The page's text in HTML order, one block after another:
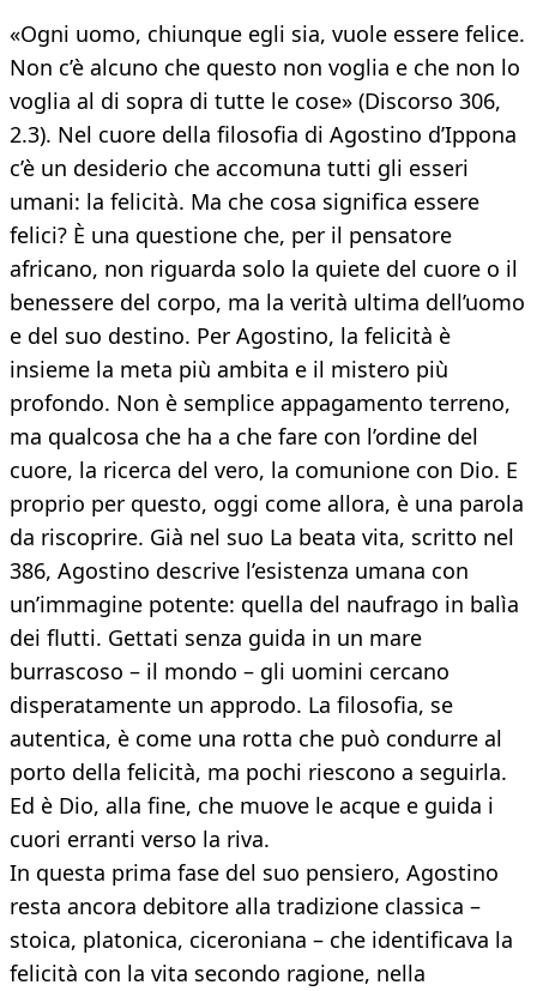
«Ogni uomo, chiunque egli sia, vuole essere felice.
Non c’è alcuno che questo non voglia e che non lo
voglia al di sopra di tutte le cose» (Discorso 306,
2.3). Nel cuore della filosofia di Agostino d’Ippona
c’è un desiderio che accomuna tutti gli esseri
umani: la felicità. Ma che cosa significa essere
felici? È una questione che, per il pensatore
africano, non riguarda solo la quiete del cuore o il
benessere del corpo, ma la verità ultima dell’uomo
e del suo destino. Per Agostino, la felicità è
insieme la meta più ambita e il mistero più
profondo. Non è semplice appagamento terreno,
ma qualcosa che ha a che fare con l’ordine del
cuore, la ricerca del vero, la comunione con Dio. E
proprio per questo, oggi come allora, è una parola
da riscoprire. Già nel suo La beata vita, scritto nel
386, Agostino descrive l’esistenza umana con
un’immagine potente: quella del naufrago in balìa
dei flutti. Gettati senza guida in un mare
burrascoso – il mondo – gli uomini cercano
disperatamente un approdo. La filosofia, se
autentica, è come una rotta che può condurre al
porto della felicità, ma pochi riescono a seguirla.
Ed è Dio, alla fine, che muove le acque e guida i
cuori erranti verso la riva.
In questa prima fase del suo pensiero, Agostino
resta ancora debitore alla tradizione classica –
stoica, platonica, ciceroniana – che identificava la
felicità con la vita secondo ragione, nella